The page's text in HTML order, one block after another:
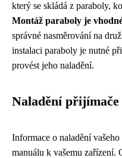
který se skládá z paraboly,
Montáž paraboly je
správné nasměrování na
instalaci paraboly je nutné
provést jeho naladění.
Naladění přijímače
Informace o naladění
manuálu k vašemu zařízení.